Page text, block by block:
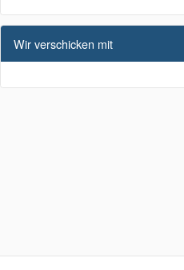
Wir verschicken mit